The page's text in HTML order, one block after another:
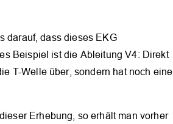
darauf, dass dieses EKG
Beispiel ist die Ableitung V4: Direkt
T-Welle über, sondern hat noch eine
Erhebung, so erhält man vorher